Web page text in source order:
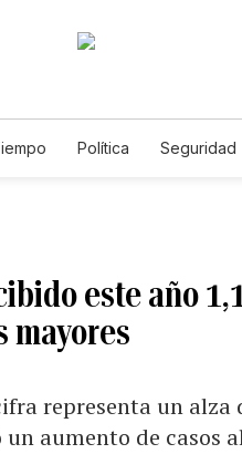
Política Seguridad
este año
mayores
representa un alza
aumento de casos